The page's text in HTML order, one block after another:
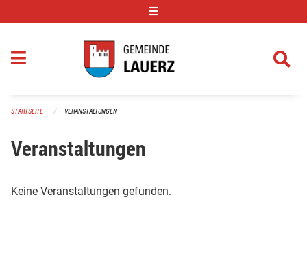
STARTSEITE VERANSTALTUNGEN
Veranstaltungen
Keine Veranstaltungen gefunden.